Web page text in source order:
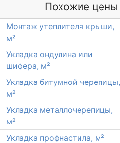
Похожие цены
Монтаж утеплителя крыши,
м²
Укладка ондулина или
шифера, м²
Укладка битумной черепицы,
м²
Укладка металлочерепицы,
м²
Укладка профнастила, м²